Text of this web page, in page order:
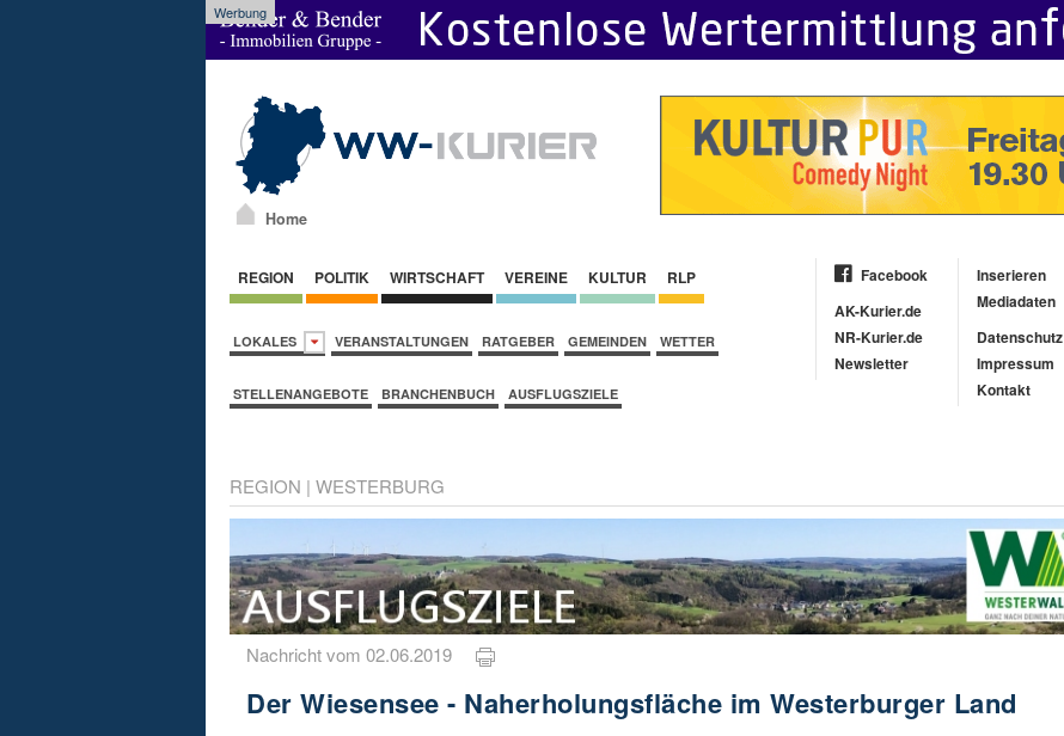
Werbung
Home
REGION POLITIK WIRTSCHAFT VEREINE KULTUR RLP
LOKALES VERANSTALTUNGEN RATGEBER GEMEINDEN WETTER
STELLENANGEBOTE BRANCHENBUCH AUSFLUGSZIELE
Facebook
AK-Kurier.de
NR-Kurier.de
Newsletter
Inserieren
Mediadaten
Datenschutz
Impressum
Kontakt
REGION | WESTERBURG
Nachricht vom 02.06.2019
Der Wiesensee - Naherholungsfläche im Westerburger Land